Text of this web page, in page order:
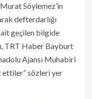
Söylemez’in
defterdarlığı
geçilen bilgide
TRT Haber Bayburt
Ajansı Muhabiri
ettiler” sözleri yer